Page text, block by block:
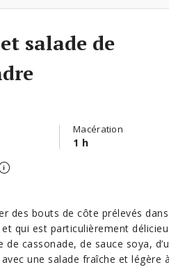
salade de
Macération
1 h
des bouts de côte prélevés
qui est particulièrement
cassonade, de sauce soya,
une salade fraîche et légère